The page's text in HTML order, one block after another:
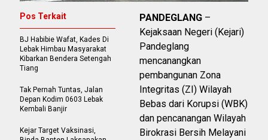
PANDEGLANG –
Kejaksaan Negeri (Kejari)
Pandeglang
mencanangkan
pembangunan Zona
Integritas (ZI) Wilayah
Bebas dari Korupsi (WBK)
dan pencanangan Wilayah
Birokrasi Bersih Melayani
Pos Terkait
BJ Habibie Wafat, Kades Di
Lebak Himbau Masyarakat
Kibarkan Bendera Setengah
Tiang
Tak Pernah Tuntas, Jalan
Depan Kodim 0603 Lebak
Kembali Banjir
Kejar Target Vaksinasi,